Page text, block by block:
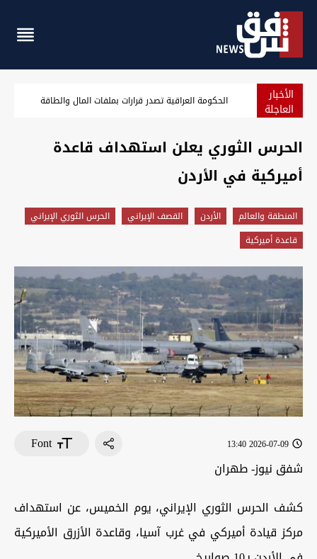
الأخبار
العاجلة انفجار بحافلة "نقل ركاب" في العاصمة السورية
الحرس الثوري يعلن استهداف قاعدة
أميركية في الأردن
المنطقة والعالم الأردن القصف الإيراني
الحرس الثوري الإيراني
قاعدة أميركية
2026-07-09 13:40
Font
شفق نيوز- طهران
كشف الحرس الثوري الإيراني، يوم الخميس، عن استهداف
مركز قيادة أميركي في غرب آسيا، وقاعدة الأزرق الأميركية